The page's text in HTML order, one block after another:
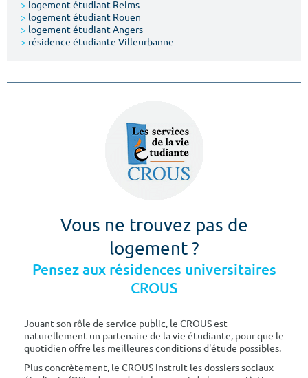
> logement étudiant Reims
> logement étudiant Rouen
> logement étudiant Angers
> résidence étudiante Villeurbanne
Vous ne trouvez pas de
logement ?
Pensez aux résidences universitaires
CROUS
Jouant son rôle de service public, le CROUS est
naturellement un partenaire de la vie étudiante, pour que le
quotidien offre les meilleures conditions d'étude possibles.
Plus concrètement, le CROUS instruit les dossiers sociaux